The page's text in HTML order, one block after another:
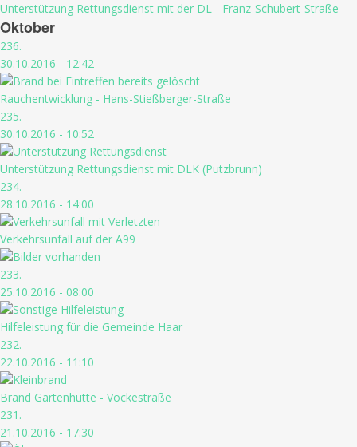
Unterstützung Rettungsdienst mit der DL - Franz-Schubert-Straße
Oktober
236.
30.10.2016 - 12:42
Rauchentwicklung - Hans-Stießberger-Straße
235.
30.10.2016 - 10:52
Unterstützung Rettungsdienst mit DLK (Putzbrunn)
234.
28.10.2016 - 14:00
Verkehrsunfall auf der A99
233.
25.10.2016 - 08:00
Hilfeleistung für die Gemeinde Haar
232.
22.10.2016 - 11:10
Brand Gartenhütte - Vockestraße
231.
21.10.2016 - 17:30